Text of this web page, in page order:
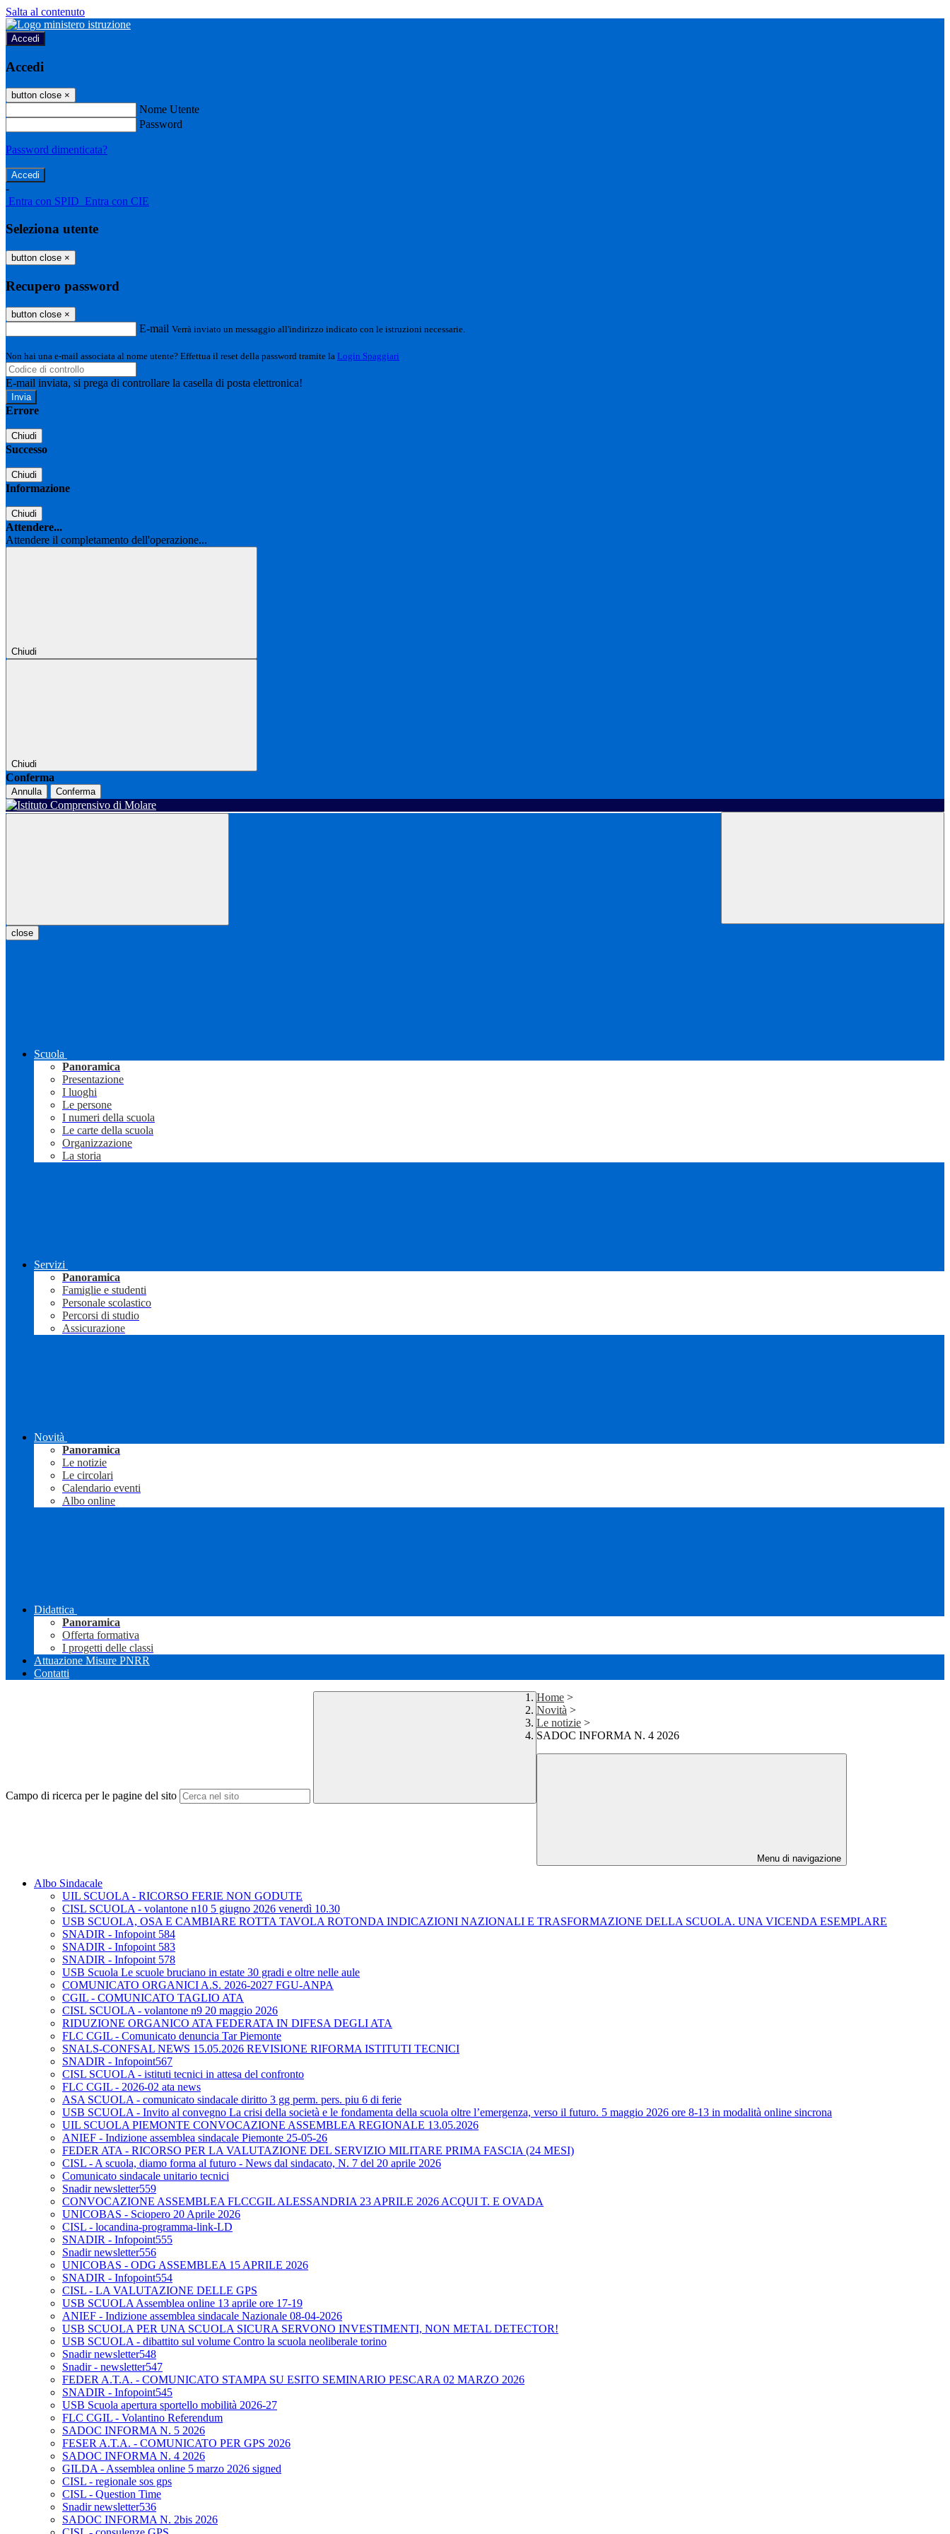
Salta al contenuto
Accedi
Accedi
button close ×
Nome Utente
Password
Password dimenticata?
-
Entra con SPID Entra con CIE
Seleziona utente
button close ×
Recupero password
button close ×
E-mail Verrà inviato un messaggio all'indirizzo indicato con le istruzioni necessarie.
Non hai una e-mail associata al nome utente? Effettua il reset della password tramite la Login Spaggiari
E-mail inviata, si prega di controllare la casella di posta elettronica!
Errore
Chiudi
Successo
Chiudi
Informazione
Chiudi
Attendere...
Attendere il completamento dell'operazione...
Chiudi
Chiudi
Conferma
Annulla Conferma
close
Scuola
Panoramica
Presentazione
I luoghi
Le persone
I numeri della scuola
Le carte della scuola
Organizzazione
La storia
Servizi
Panoramica
Famiglie e studenti
Personale scolastico
Percorsi di studio
Assicurazione
Novità
Panoramica
Le notizie
Le circolari
Calendario eventi
Albo online
Didattica
Panoramica
Offerta formativa
I progetti delle classi
Attuazione Misure PNRR
Contatti
Campo di ricerca per le pagine del sito
Home >
Novità >
Le notizie >
SADOC INFORMA N. 4 2026
Menu di navigazione
Albo Sindacale
UIL SCUOLA - RICORSO FERIE NON GODUTE
CISL SCUOLA - volantone n10 5 giugno 2026 venerdì 10.30
USB SCUOLA, OSA E CAMBIARE ROTTA TAVOLA ROTONDA INDICAZIONI NAZIONALI E TRASFORMAZIONE DELLA SCUOLA. UNA VICENDA ESEMPLARE
SNADIR - Infopoint 584
SNADIR - Infopoint 583
SNADIR - Infopoint 578
USB Scuola Le scuole bruciano in estate 30 gradi e oltre nelle aule
COMUNICATO ORGANICI A.S. 2026-2027 FGU-ANPA
CGIL - COMUNICATO TAGLIO ATA
CISL SCUOLA - volantone n9 20 maggio 2026
RIDUZIONE ORGANICO ATA FEDERATA IN DIFESA DEGLI ATA
FLC CGIL - Comunicato denuncia Tar Piemonte
SNALS-CONFSAL NEWS 15.05.2026 REVISIONE RIFORMA ISTITUTI TECNICI
SNADIR - Infopoint567
CISL SCUOLA - istituti tecnici in attesa del confronto
FLC CGIL - 2026-02 ata news
ASA SCUOLA - comunicato sindacale diritto 3 gg perm. pers. piu 6 di ferie
USB SCUOLA - Invito al convegno La crisi della società e le fondamenta della scuola oltre l’emergenza, verso il futuro. 5 maggio 2026 ore 8-13 in modalità online sincrona
UIL SCUOLA PIEMONTE CONVOCAZIONE ASSEMBLEA REGIONALE 13.05.2026
ANIEF - Indizione assemblea sindacale Piemonte 25-05-26
FEDER ATA - RICORSO PER LA VALUTAZIONE DEL SERVIZIO MILITARE PRIMA FASCIA (24 MESI)
CISL - A scuola, diamo forma al futuro - News dal sindacato, N. 7 del 20 aprile 2026
Comunicato sindacale unitario tecnici
Snadir newsletter559
CONVOCAZIONE ASSEMBLEA FLCCGIL ALESSANDRIA 23 APRILE 2026 ACQUI T. E OVADA
UNICOBAS - Sciopero 20 Aprile 2026
CISL - locandina-programma-link-LD
SNADIR - Infopoint555
Snadir newsletter556
UNICOBAS - ODG ASSEMBLEA 15 APRILE 2026
SNADIR - Infopoint554
CISL - LA VALUTAZIONE DELLE GPS
USB SCUOLA Assemblea online 13 aprile ore 17-19
ANIEF - Indizione assemblea sindacale Nazionale 08-04-2026
USB SCUOLA PER UNA SCUOLA SICURA SERVONO INVESTIMENTI, NON METAL DETECTOR!
USB SCUOLA - dibattito sul volume Contro la scuola neoliberale torino
Snadir newsletter548
Snadir - newsletter547
FEDER A.T.A. - COMUNICATO STAMPA SU ESITO SEMINARIO PESCARA 02 MARZO 2026
SNADIR - Infopoint545
USB Scuola apertura sportello mobilità 2026-27
FLC CGIL - Volantino Referendum
SADOC INFORMA N. 5 2026
FESER A.T.A. - COMUNICATO PER GPS 2026
SADOC INFORMA N. 4 2026
GILDA - Assemblea online 5 marzo 2026 signed
CISL - regionale sos gps
CISL - Question Time
Snadir newsletter536
SADOC INFORMA N. 2bis 2026